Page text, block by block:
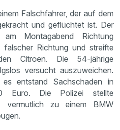
Falschfahrer, der auf dem
und geflüchtet ist. Der
Montagabend Richtung
falscher Richtung und streifte
Citroen. Die 54-jährige
versucht auszuweichen.
entstand Sachschaden in
Euro. Die Polizei stellte
vermutlich zu einem BMW